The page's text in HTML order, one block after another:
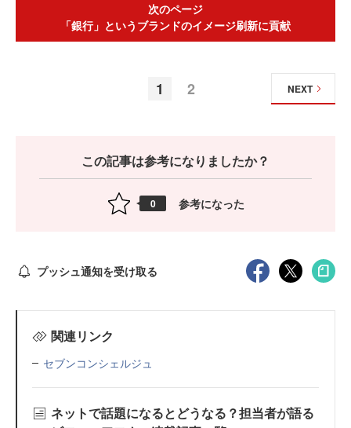
次のページ
「銀行」というブランドのイメージ刷新に貢献
1 2 NEXT
この記事は参考になりましたか？
0 参考になった
プッシュ通知を受け取る
関連リンク
セブンコンシェルジュ
ネットで話題になるとどうなる？担当者が語る